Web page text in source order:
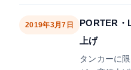
2019年3月7日
PORTER
上げ
タンカーに